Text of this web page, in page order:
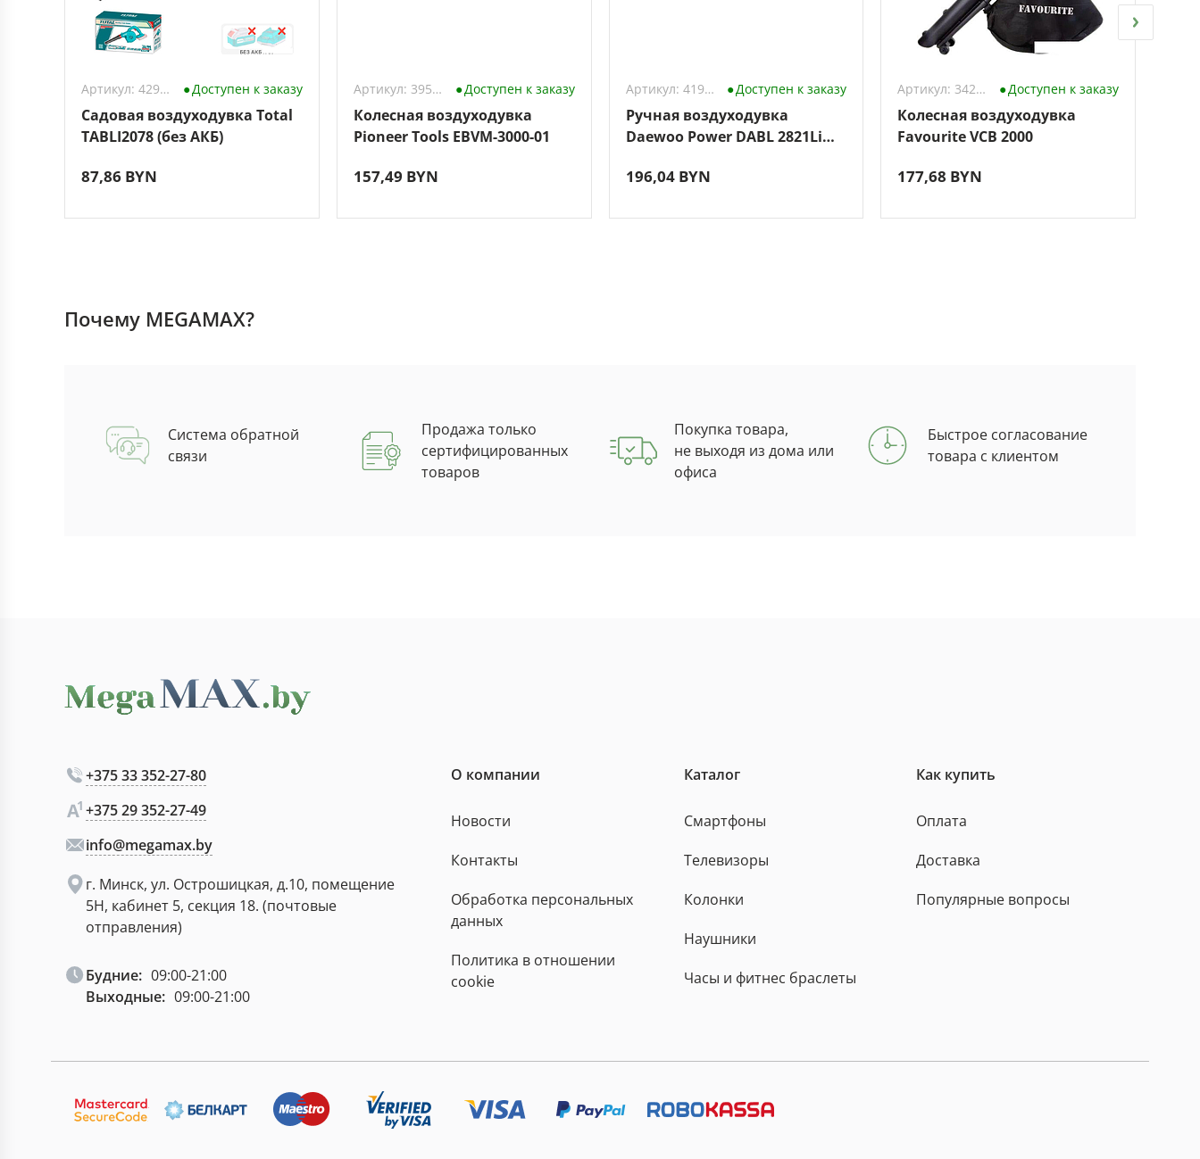
Артикул: 4296646 Доступен к заказу
Садовая воздуходувка Total
TABLI2078 (без АКБ)
87,86 BYN
Артикул: 3954642 Доступен к заказу
Колесная воздуходувка
Pioneer Tools EBVM-3000-01
157,49 BYN
Артикул: 4199878 Доступен к заказу
Ручная воздуходувка
Daewoo Power DABL 2821Li
196,04 BYN
Артикул: 3428736 Доступен к заказу
Колесная воздуходувка
Favourite VCB 2000
177,68 BYN
Почему MEGAMAX?
Система обратной
связи
Продажа только
сертифицированных
товаров
Покупка товара,
не выходя из дома или
офиса
Быстрое согласование
товара с клиентом
+375 33 352-27-80
+375 29 352-27-49
info@megamax.by
г. Минск, ул. Острошицкая, д.10, помещение
5Н, кабинет 5, секция 18. (почтовые
отправления)
Будние: 09:00-21:00
Выходные: 09:00-21:00
О компании
Новости
Контакты
Обработка персональных
данных
Политика в отношении
cookie
Каталог
Смартфоны
Телевизоры
Колонки
Наушники
Часы и фитнес браслеты
Как купить
Оплата
Доставка
Популярные вопросы